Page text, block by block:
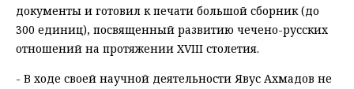
документы и готовил к печати большой сборник (до
300 единиц), посвященный развитию чечено-русских
отношений на протяжении XVIII столетия.
- В ходе своей научной деятельности Явус Ахмадов не